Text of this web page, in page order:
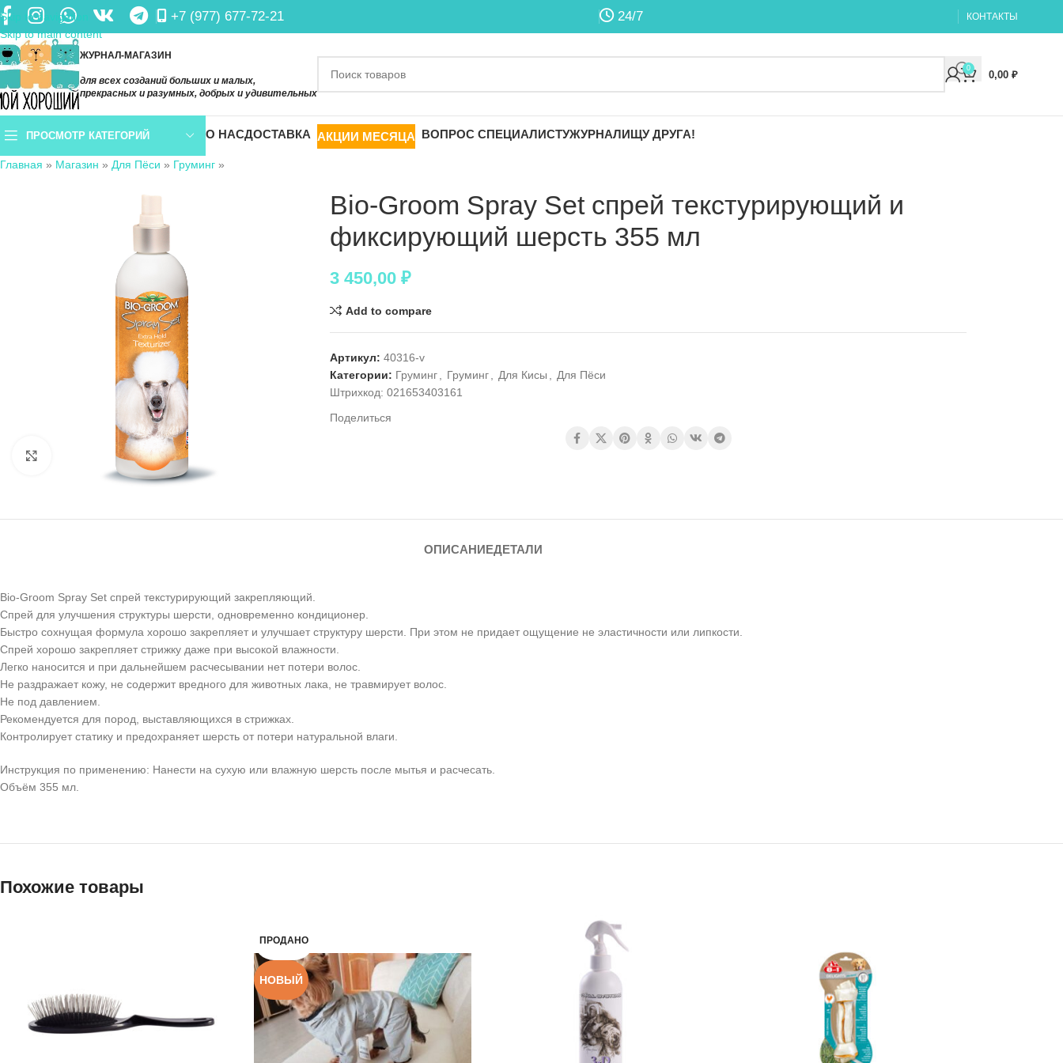
Skip to navigation
Skip to main content
+7 (977) 677-72-21 24/7 КОНТАКТЫ
ЖУРНАЛ-МАГАЗИН
для всех созданий больших и малых,
прекрасных и разумных, добрых и удивительных
0
0,00 ₽
ПРОСМОТР КАТЕГОРИЙ О НАСДОСТАВКА АКЦИИ МЕСЯЦА ВОПРОС СПЕЦИАЛИСТУЖУРНАЛИЩУ ДРУГА!
Главная » Магазин » Для Пёси » Груминг »
Нажмите, чтобы увеличить
Bio-Groom Spray Set спрей текстурирующий и
фиксирующий шерсть 355 мл
3 450,00₽
Add to compare
Артикул:40316-v
Категории: Груминг Груминг Для Кисы
Для Пёси
Штрихкод:021653403161
Поделиться
ОПИСАНИЕДЕТАЛИ
Bio-Groom Spray Set спрей текстурирующий закрепляющий.
Спрей для улучшения структуры шерсти, одновременно кондиционер.
Быстро сохнущая формула хорошо закрепляет и улучшает структуру шерсти. При этом не придает ощущение не эластичности или липкости.
Спрей хорошо закрепляет стрижку даже при высокой влажности.
Легко наносится и при дальнейшем расчесывании нет потери волос.
Не раздражает кожу, не содержит вредного для животных лака, не травмирует волос.
Не под давлением.
Рекомендуется для пород, выставляющихся в стрижках.
Контролирует статику и предохраняет шерсть от потери натуральной влаги.
Инструкция по применению: Нанести на сухую или влажную шерсть после мытья и расчесать.
Объём 355 мл.
Похожие товары
ПРОДАНО
НОВЫЙ